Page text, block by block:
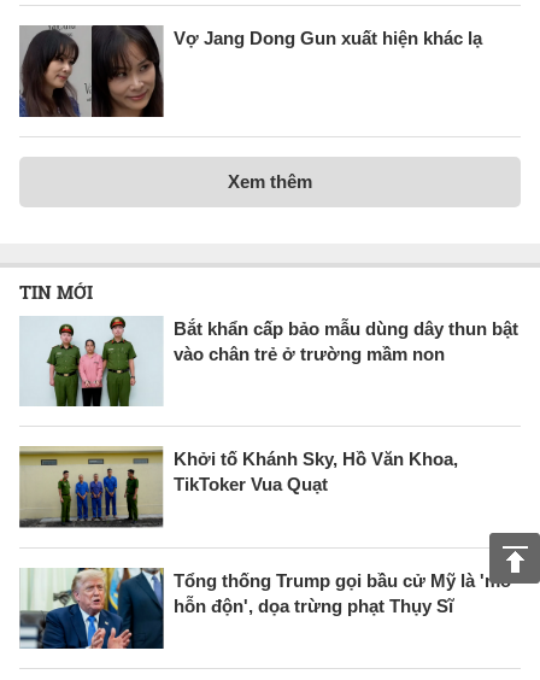
Vợ Jang Dong Gun xuất hiện khác lạ
Xem thêm
TIN MỚI
Bắt khẩn cấp bảo mẫu dùng dây thun bật
vào chân trẻ ở trường mầm non
Khởi tố Khánh Sky, Hồ Văn Khoa,
TikToker Vua Quạt
Tổng thống Trump gọi bầu cử Mỹ là 'mớ
hỗn độn', dọa trừng phạt Thụy Sĩ